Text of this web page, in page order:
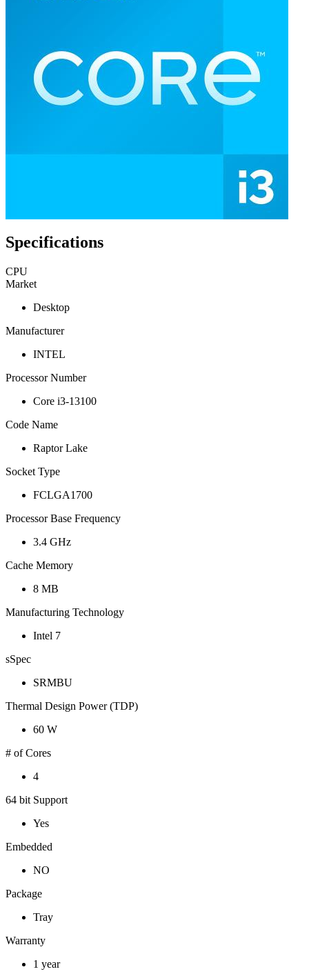
Specifications
CPU
Market
Desktop
Manufacturer
INTEL
Processor Number
Core i3-13100
Code Name
Raptor Lake
Socket Type
FCLGA1700
Processor Base Frequency
3.4 GHz
Cache Memory
8 MB
Manufacturing Technology
Intel 7
sSpec
SRMBU
Thermal Design Power (TDP)
60 W
# of Cores
4
64 bit Support
Yes
Embedded
NO
Package
Tray
Warranty
1 year